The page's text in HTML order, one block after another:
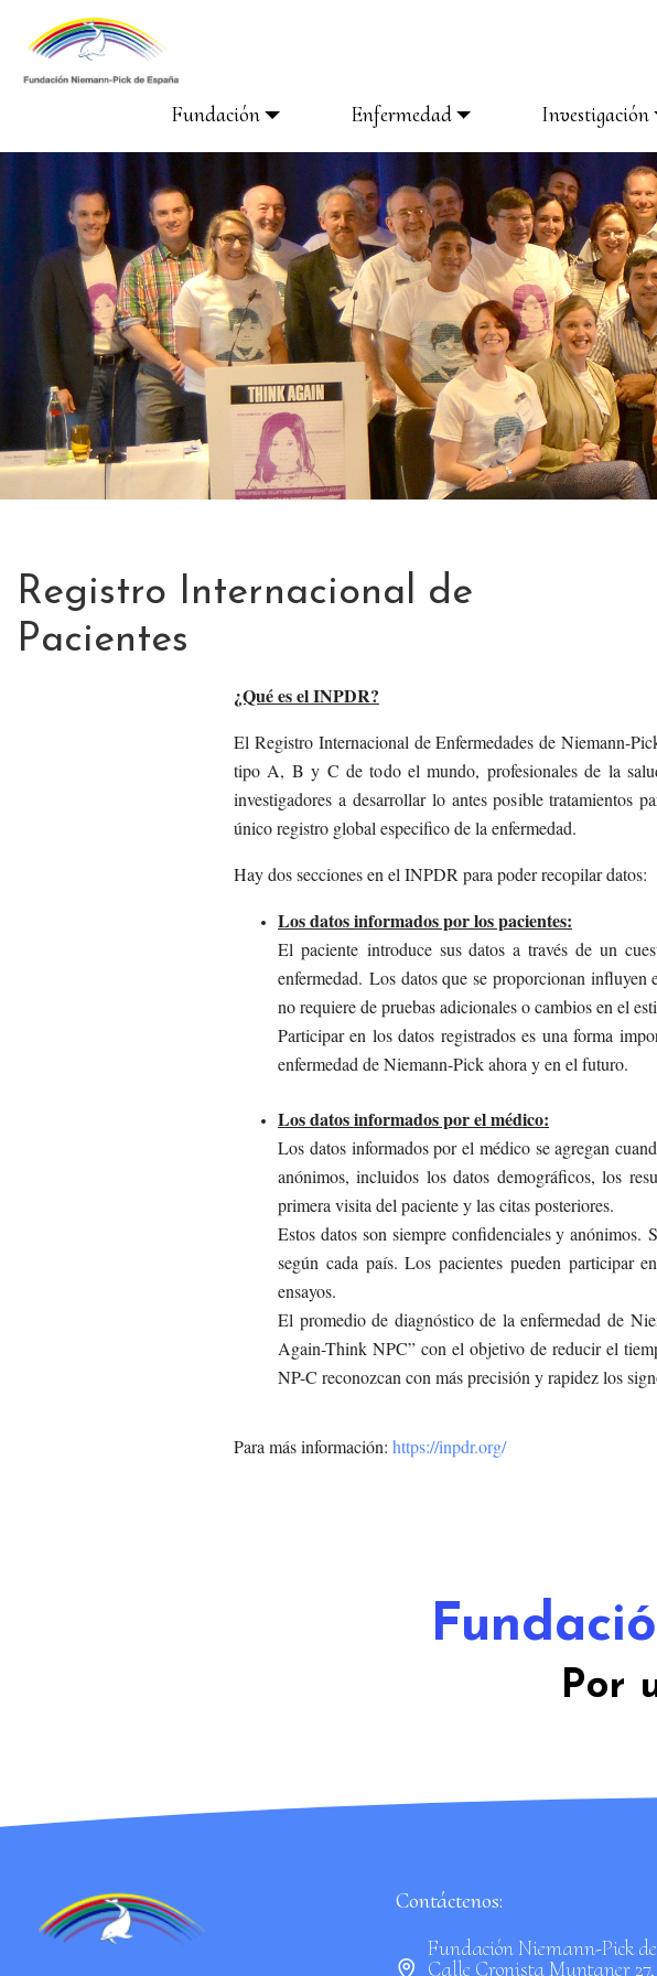
Fundación Enfermedad Investigación
Registro Internacional de
Pacientes
¿Qué es el INPDR?
El Registro Internacional de Enfermedades de Niemann-
tipo A, B y C de todo el mundo, profesionales de la
investigadores a desarrollar lo antes posible tratamientos
único registro global especifico de la enfermedad.
Hay dos secciones en el INPDR para poder recopilar datos:
Los datos informados por los pacientes:
El paciente introduce sus datos a través de un
enfermedad. Los datos que se proporcionan
no requiere de pruebas adicionales o cambios en el
Participar en los datos registrados es una forma
enfermedad de Niemann-Pick ahora y en el futuro.
Los datos informados por el médico:
Los datos informados por el médico se agregan
anónimos, incluidos los datos demográficos, los
primera visita del paciente y las citas posteriores.
Estos datos son siempre confidenciales y
según cada país. Los pacientes pueden participar
ensayos.
El promedio de diagnóstico de la enfermedad de
Again-Think NPC” con el objetivo de reducir el
NP-C reconozcan con más precisión y rapidez los
Para más información: https://inpdr.org/
Contáctenos:
Fundación Niemann-Pick
Calle Cronista Muntaner 27,